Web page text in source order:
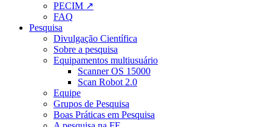
PECIM ↗
FAQ
Pesquisa
Divulgação Científica
Sobre a pesquisa
Equipamentos multiusuário
Scanner OS 15000
Scan Robot 2.0
Equipe
Grupos de Pesquisa
Boas Práticas em Pesquisa